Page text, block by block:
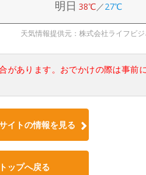
明日 38℃／27℃
天気情報提供元：株式会社ライフビ
があります。おでかけの際は事前
イトの情報を見る
ップへ戻る